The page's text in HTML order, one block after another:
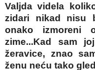
Valjda videla
zidari nikad nisu
onako izmoreni
zime...Kad sam
žeravice, znao
ženu neću tako